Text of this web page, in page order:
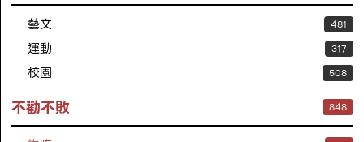
藝文 481
運動 317
校園 508
不勸不敗 848